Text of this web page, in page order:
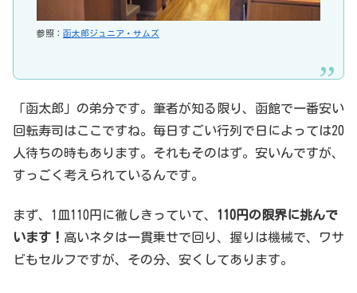
参照： 函太郎ジュニア・サムズ
「函太郎」の弟分です。筆者が知る限り、函館で一番安い
回転寿司はここですね。毎日すごい行列で日によっては20
人待ちの時もあります。それもそのはず。安いんですが、
すっごく考えられているんです。
まず、1皿110円に徹しきっていて、 110円の限界に挑んで
います！ 高いネタは一貫乗せで回り、握りは機械で、ワサ
ビもセルフですが、その分、安くしてあります。